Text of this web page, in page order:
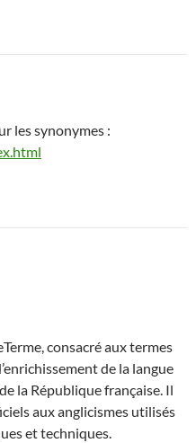
les synonymes :
consacré aux termes
de la langue
la République française. Il
aux anglicismes utilisés
et techniques.